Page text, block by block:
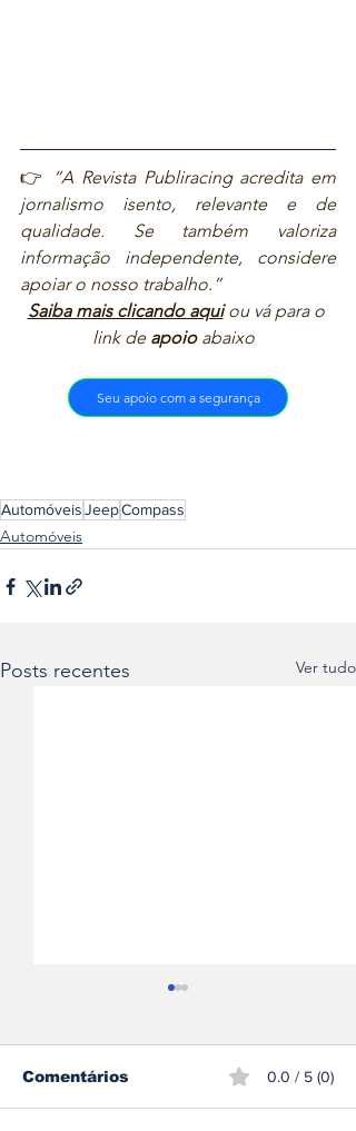
👉
“A Revista Publiracing acredita em
jornalismo isento, relevante e de
qualidade. Se também valoriza
informação independente, considere
apoiar o nosso trabalho.”
Saiba mais clicando aqui ou vá para o
link de apoio abaixo
Seu apoio com a segurança
AutomóveisJeepCompass
Automóveis
Posts recentes Ver tudo
Comentários 0.0 / 5 (0)